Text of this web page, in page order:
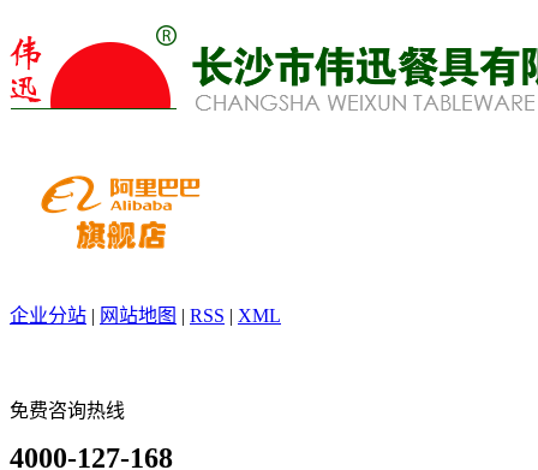
企业分站 | 网站地图 | RSS | XML
免费咨询热线
4000-127-168